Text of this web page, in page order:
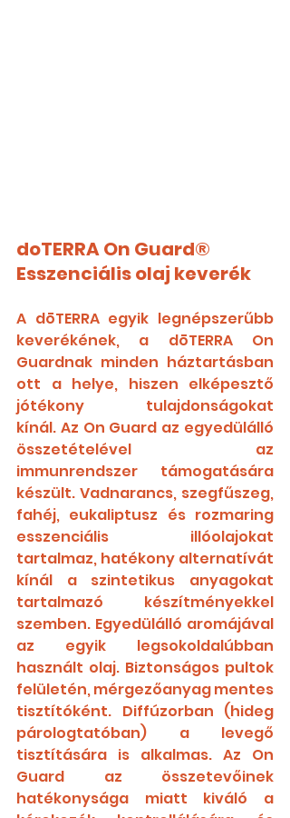
doTERRA On Guard®
Esszenciális olaj keverék
A dōTERRA egyik legnépszerűbb
keverékének, a dōTERRA On
Guardnak minden háztartásban
ott a helye, hiszen elképesztő
jótékony tulajdonságokat
kínál. Az On Guard az egyedülálló
összetételével az
immunrendszer támogatására
készült. Vadnarancs, szegfűszeg,
fahéj, eukaliptusz és rozmaring
esszenciális illóolajokat
tartalmaz, hatékony alternatívát
kínál a szintetikus anyagokat
tartalmazó készítményekkel
szemben. Egyedülálló aromájával
az egyik legsokoldalúbban
használt olaj. Biztonságos pultok
felületén, mérgezőanyag mentes
tisztítóként. Diffúzorban (hideg
párologtatóban) a levegő
tisztítására is alkalmas. Az On
Guard az összetevőinek
hatékonysága miatt kiváló a